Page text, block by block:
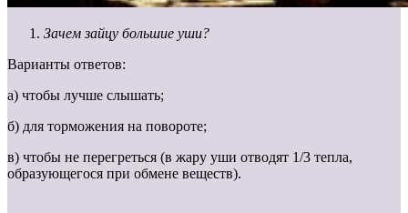
Зачем зайцу большие уши?
Варианты ответов:
а) чтобы лучше слышать;
б) для торможения на повороте;
в) чтобы не перегреться (в жару уши отводят 1/3 тепла,
образующегося при обмене веществ).